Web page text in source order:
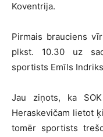
Koventrija.
Pirmais brauciens
plkst. 10.30 uz
sportists Emīls
Jau ziņots, ka
Heraskevičam lietot
tomēr sportists